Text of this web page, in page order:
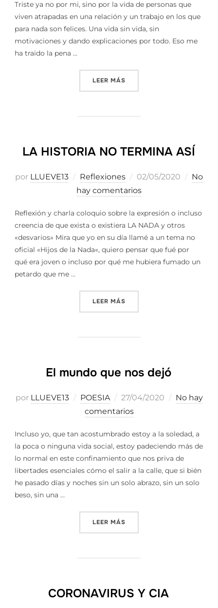
Triste ya no por mi, sino por la vida de personas que
viven atrapadas en una relación y un trabajo en los que
para nada son felices. Una vida sin vida, sin
motivaciones y dando explicaciones por todo. Eso me
ha traido la pena …
LEER MÁS
LA HISTORIA NO TERMINA ASÍ
por LLUEVE13 Reflexiones
Publicado
el
02/05/2020
No
hay comentarios
Reflexión y charla coloquio sobre la expresión o incluso
creencia de que exista o existiera LA NADA y otros
«desvarios» Mira que yo en su día llamé a un tema no
oficial «Hijos de la Nada«, quiero pensar que fué por
qué era joven o incluso por qué me hubiera fumado un
petardo que me …
LEER MÁS
El mundo que nos dejó
por LLUEVE13 POESIA
Publicado
el
27/04/2020
No hay
comentarios
Incluso yo, que tan acostumbrado estoy a la soledad, a
la poca o ninguna vida social, estoy padeciendo más de
lo normal en este confinamiento que nos priva de
libertades esenciales cómo el salir a la calle, que si bién
he pasado días y noches sin un solo abrazo, sin un solo
beso, sin una …
LEER MÁS
CORONAVIRUS Y CIA